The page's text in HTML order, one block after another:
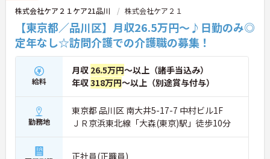
株式会社ケア２１ケア21品川 株式会社ケア２１
【東京都／品川区】月収26.5万円～♪日勤のみ◎
定年なし☆訪問介護での介護職の募集！
給料
月収 26.5万円～以上（諸手当込み）
年収318万円～以上（別途賞与付与）
勤務地
東京都 品川区 南大井5-17-7 中村ビル1F
ＪＲ京浜東北線「大森(東京)駅」徒歩10分
正社員(正職員)